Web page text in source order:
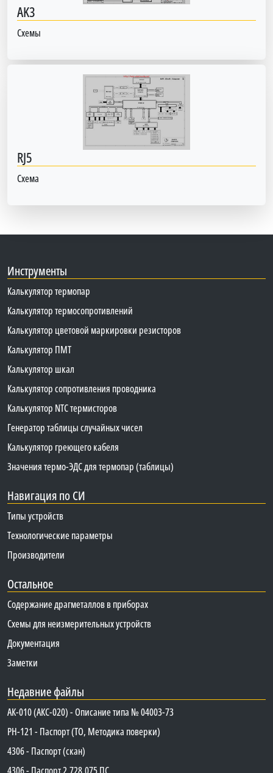
AK3
Схемы
RJ5
Схема
Инструменты
Калькулятор термопар
Калькулятор термосопротивлений
Калькулятор цветовой маркировки резисторов
Калькулятор ПМТ
Калькулятор шкал
Калькулятор сопротивления проводника
Калькулятор NTC термисторов
Генератор таблицы случайных чисел
Калькулятор греющего кабеля
Значения термо-ЭДС для термопар (таблицы)
Навигация по СИ
Типы устройств
Технологические параметры
Производители
Остальное
Содержание драгметаллов в приборах
Схемы для неизмерительных устройств
Документация
Заметки
Недавние файлы
АК-010 (АКС-020) - Описание типа № 04003-73
PH-121 - Паспорт (ТО, Методика поверки)
4306 - Паспорт (скан)